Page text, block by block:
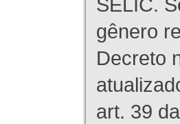
gênero
Decreto
art. 39